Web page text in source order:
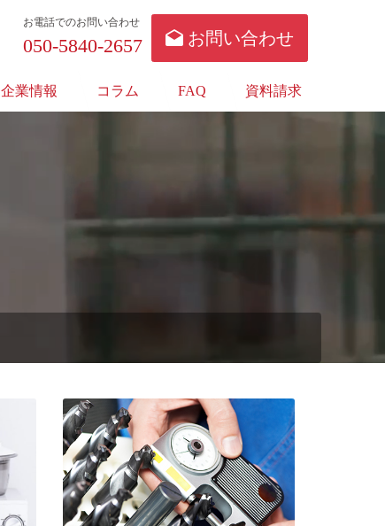
お電話でのお問い合わせ
050-5840-2657 お問い合わせ
企業情報 コラム FAQ 資料請求